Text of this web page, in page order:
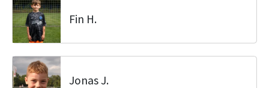
Fin H.
Jonas J.